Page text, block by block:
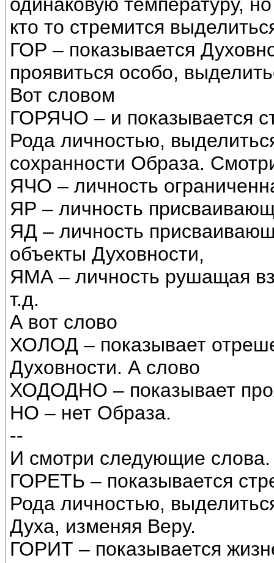
одинаковую температуру,
кто то стремится
ГОР – показывается
проявиться особо,
Вот словом
ГОРЯЧО – и показывается
Рода личностью,
сохранности Образа.
ЯЧО – личность
ЯР – личность
ЯД – личность
объекты Духовности,
ЯМА – личность рушащая
т.д.
А вот слово
ХОЛОД – показывает
Духовности. А слово
ХОДОДНО – показывает
НО – нет Образа.
--
И смотри следующие слова.
ГОРЕТЬ – показывается
Рода личностью,
Духа, изменяя Веру.
ГОРИТ – показывается